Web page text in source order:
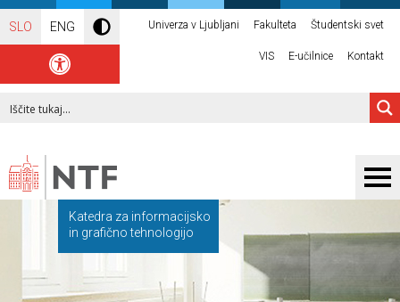
SLO ENG Univerza v Ljubljani Fakulteta Študentski svet
VIS E-učilnice Kontakt
Katedra za informacijsko
in grafično tehnologijo